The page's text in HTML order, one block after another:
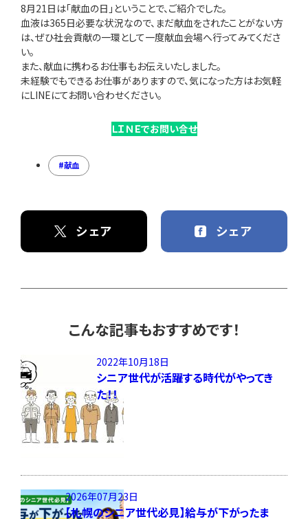
8月21日は「献血の日」ということで、ご紹介でした。
血液は365日必要な状況なので、まだ献血をされたことがない方
は、ぜひ社会貢献の一環として一度献血会場へ行ってみてくださ
い。
また、献血に携わるお仕事もお伝えいたしました。
未経験でもできるお仕事がありますので、気になった方はお気軽
にLINEにてお問い合わせください。
ＬＩＮＥでお問い合せ
献血
シェア シェア
こんな記事もおすすめです！
2022年10月18日
シニア世代が活躍する時代がやってき
た！！
2026年07月23日
【札幌のシニア世代必見】給与が下がったま